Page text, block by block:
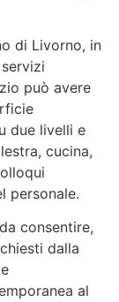
di Livorno, in
può avere
due livelli e
cucina,
personale.
consentire,
dalla
al